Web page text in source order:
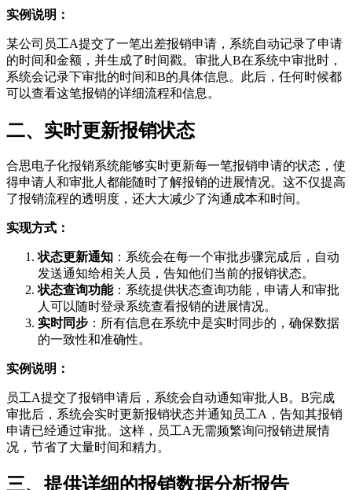
实例说明：
某公司员工A提交了一笔出差报销申请，系统自动记录了申请
的时间和金额，并生成了时间戳。审批人B在系统中审批时，
系统会记录下审批的时间和B的具体信息。此后，任何时候都
可以查看这笔报销的详细流程和信息。
二、实时更新报销状态
合思电子化报销系统能够实时更新每一笔报销申请的状态，使
得申请人和审批人都能随时了解报销的进展情况。这不仅提高
了报销流程的透明度，还大大减少了沟通成本和时间。
实现方式：
状态更新通知 ：系统会在每一个审批步骤完成后，自动
发送通知给相关人员，告知他们当前的报销状态。
状态查询功能：系统提供状态查询功能，申请人和审批
人可以随时登录系统查看报销的进展情况。
实时同步 ：所有信息在系统中是实时同步的，确保数据
的一致性和准确性。
实例说明：
员工A提交了报销申请后，系统会自动通知审批人B。B完成
审批后，系统会实时更新报销状态并通知员工A，告知其报销
申请已经通过审批。这样，员工A无需频繁询问报销进展情
况，节省了大量时间和精力。
三、提供详细的报销数据分析报告